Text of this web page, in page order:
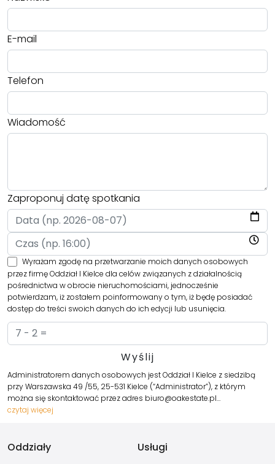
E-mail
Telefon
Wiadomość
Zaproponuj datę spotkania
Wyrażam zgodę na przetwarzanie moich danych osobowych
przez firmę Oddział I Kielce dla celów związanych z działalnością
pośrednictwa w obrocie nieruchomościami, jednocześnie
potwierdzam, iż zostałem poinformowany o tym, iż będę posiadać
dostęp do treści swoich danych do ich edycji lub usunięcia.
Administratorem danych osobowych jest Oddział I Kielce z siedzibą
przy Warszawska 49 /55, 25-531 Kielce (“Administrator”), z którym
można się skontaktować przez adres biuro@oakestate.pl…
czytaj więcej
Oddziały
Usługi